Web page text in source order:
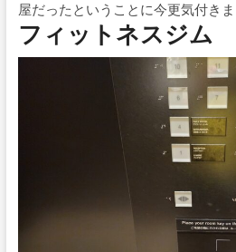
屋だったということに今更気付きま
フィットネスジム